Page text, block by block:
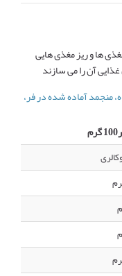
ها و ریز مغذی هایی
آن را می سازند
آماده شده در فر،